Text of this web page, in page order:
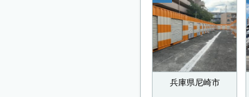
兵庫県尼崎市